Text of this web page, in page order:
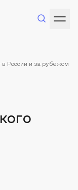
в России и за рубежом